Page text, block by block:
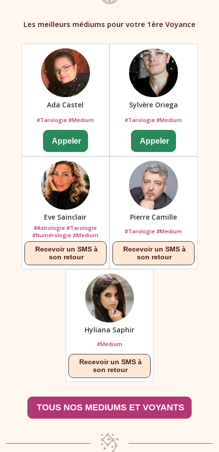
Les meilleurs médiums pour votre 1ère Voyance
Ada Castel
#Tarologie #Medium
Sylvère Oriega
#Tarologie #Medium
Eve Sainclair
#Astrologie #Tarologie
#Numérologie #Medium
Pierre Camille
#Tarologie #Medium
Hyliana Saphir
#Medium